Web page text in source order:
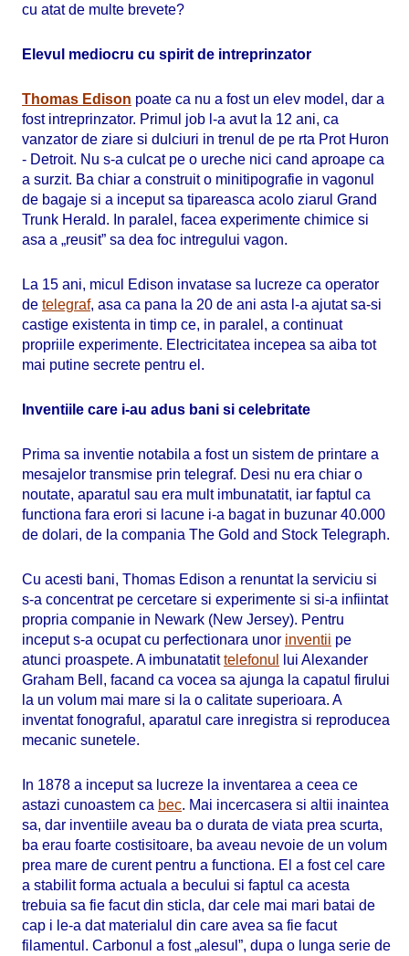
cu atat de multe brevete?
Elevul mediocru cu spirit de intreprinzator
Thomas Edison poate ca nu a fost un elev model, dar a
fost intreprinzator. Primul job l-a avut la 12 ani, ca
vanzator de ziare si dulciuri in trenul de pe rta Prot Huron
- Detroit. Nu s-a culcat pe o ureche nici cand aproape ca
a surzit. Ba chiar a construit o minitipografie in vagonul
de bagaje si a inceput sa tipareasca acolo ziarul Grand
Trunk Herald. In paralel, facea experimente chimice si
asa a „reusit” sa dea foc intregului vagon.
La 15 ani, micul Edison invatase sa lucreze ca operator
de telegraf, asa ca pana la 20 de ani asta l-a ajutat sa-si
castige existenta in timp ce, in paralel, a continuat
propriile experimente. Electricitatea incepea sa aiba tot
mai putine secrete pentru el.
Inventiile care i-au adus bani si celebritate
Prima sa inventie notabila a fost un sistem de printare a
mesajelor transmise prin telegraf. Desi nu era chiar o
noutate, aparatul sau era mult imbunatatit, iar faptul ca
functiona fara erori si lacune i-a bagat in buzunar 40.000
de dolari, de la compania The Gold and Stock Telegraph.
Cu acesti bani, Thomas Edison a renuntat la serviciu si
s-a concentrat pe cercetare si experimente si si-a infiintat
propria companie in Newark (New Jersey). Pentru
inceput s-a ocupat cu perfectionara unor inventii pe
atunci proaspete. A imbunatatittelefonul
lui Alexander
Graham Bell, facand ca vocea sa ajunga la capatul firului
la un volum mai mare si la o calitate superioara. A
inventat fonograful, aparatul care inregistra si reproducea
mecanic sunetele.
In 1878 a inceput sa lucreze la inventarea a ceea ce
astazi cunoastem ca bec. Mai incercasera si altii inaintea
sa, dar inventiile aveau ba o durata de viata prea scurta,
ba erau foarte costisitoare, ba aveau nevoie de un volum
prea mare de curent pentru a functiona. El a fost cel care
a stabilit forma actuala a becului si faptul ca acesta
trebuia sa fie facut din sticla, dar cele mai mari batai de
cap i le-a dat materialul din care avea sa fie facut
filamentul. Carbonul a fost „alesul”, dupa o lunga serie de